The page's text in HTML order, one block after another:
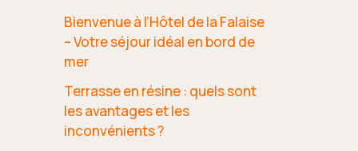
Bienvenue à l’Hôtel de la Falaise
– Votre séjour idéal en bord de
mer
Terrasse en résine : quels sont
les avantages et les
inconvénients ?